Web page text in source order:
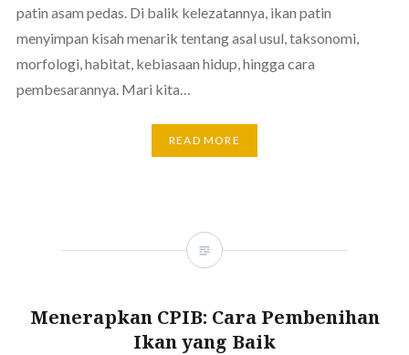
patin asam pedas. Di balik kelezatannya, ikan patin
menyimpan kisah menarik tentang asal usul, taksonomi,
morfologi, habitat, kebiasaan hidup, hingga cara
pembesarannya. Mari kita…
READ MORE
Menerapkan CPIB: Cara Pembenihan
Ikan yang Baik